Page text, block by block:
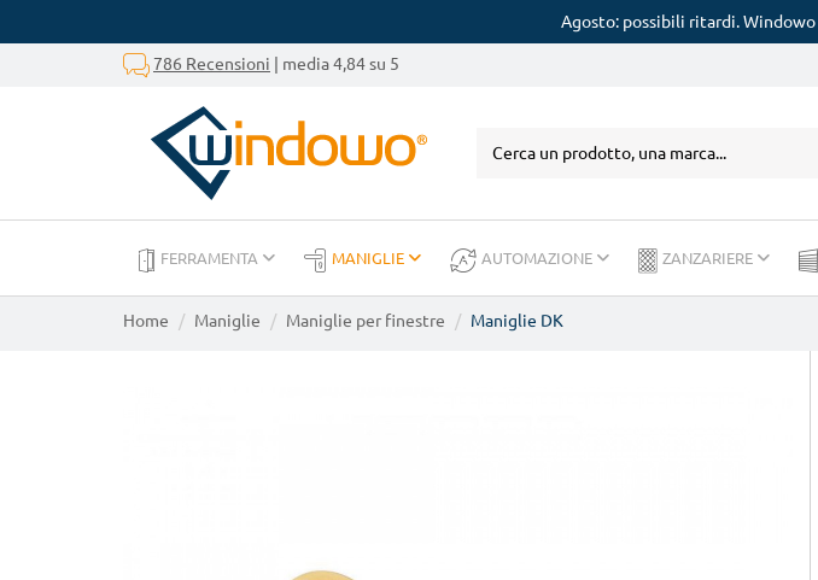
Agosto: possibili ritardi. Windowo
786 Recensioni | media 4,84 su 5
FERRAMENTA MANIGLIE AUTOMAZIONE ZANZARIERE
Home Maniglie Maniglie per finestre Maniglie DK